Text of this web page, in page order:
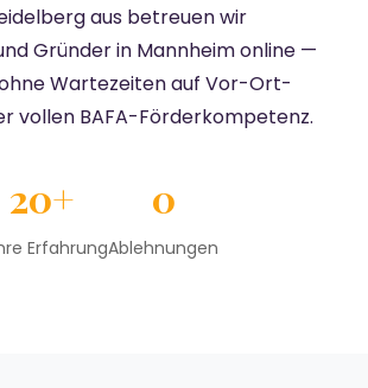
aus betreuen wir
Gründer in Mannheim online —
Wartezeiten auf Vor-Ort-
vollen BAFA-Förderkompetenz.
20+
Erfahrung
0
Ablehnungen